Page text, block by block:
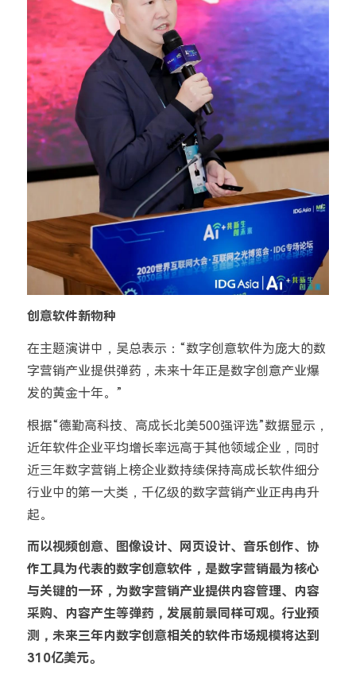
创意软件新物种
在主题演讲中，吴总表示：“数字创意软件为庞大的数
字营销产业提供弹药，未来十年正是数字创意产业爆
发的黄金十年。”
根据“德勤高科技、高成长北美500强评选”数据显示，
近年软件企业平均增长率远高于其他领域企业，同时
近三年数字营销上榜企业数持续保持高成长软件细分
行业中的第一大类，千亿级的数字营销产业正冉冉升
起。
而以视频创意、图像设计、网页设计、音乐创作、协
作工具为代表的数字创意软件，是数字营销最为核心
与关键的一环，为数字营销产业提供内容管理、内容
采购、内容产生等弹药，发展前景同样可观。行业预
测，未来三年内数字创意相关的软件市场规模将达到
310亿美元。